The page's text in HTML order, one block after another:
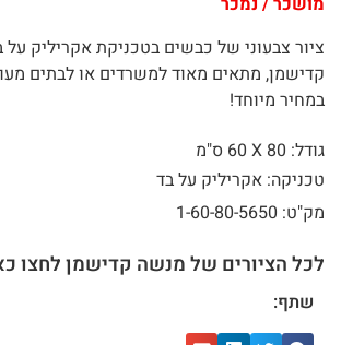
ציור צבעוני של כבשים בטכניקת אקריליק
קדישמן, מתאים מאוד למשרדים או לבתים
במחיר מיוחד!
גודל: 80 X
60 ס"מ
טכניקה: אקריליק על בד
מק"ט: 1-60-80-5650
לכל הציורים של מנשה קדישמן לחצו
שתף: